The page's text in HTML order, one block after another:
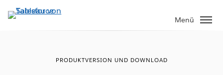
Direkt
zum
Menü
PRODUKTVERSION UND DOWNLOAD